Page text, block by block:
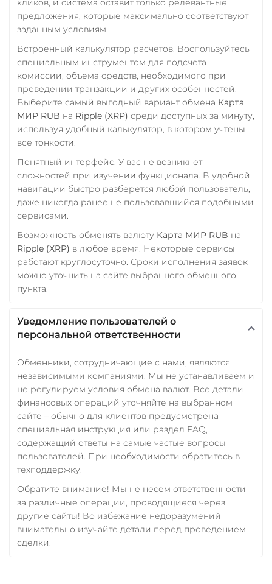
кликов, и система оставит только релевантные
предложения, которые максимально соответствуют
заданным условиям.
Встроенный калькулятор расчетов. Воспользуйтесь
специальным инструментом для подсчета
комиссии, объема средств, необходимого при
проведении транзакции и других особенностей.
Выберите самый выгодный вариант обмена Карта
МИР RUB на Ripple (XRP) среди доступных за минуту,
используя удобный калькулятор, в котором учтены
все тонкости.
Понятный интерфейс. У вас не возникнет
сложностей при изучении функционала. В удобной
навигации быстро разберется любой пользователь,
даже никогда ранее не пользовавшийся подобными
сервисами.
Возможность обменять валюту Карта МИР RUB на
Ripple (XRP) в любое время. Некоторые сервисы
работают круглосуточно. Сроки исполнения заявок
можно уточнить на сайте выбранного обменного
пункта.
Уведомление пользователей о
персональной ответственности
Обменники, сотрудничающие с нами, являются
независимыми компаниями. Мы не устанавливаем и
не регулируем условия обмена валют. Все детали
финансовых операций уточняйте на выбранном
сайте – обычно для клиентов предусмотрена
специальная инструкция или раздел FAQ,
содержащий ответы на самые частые вопросы
пользователей. При необходимости обратитесь в
техподдержку.
Обратите внимание! Мы не несем ответственности
за различные операции, проводящиеся через
другие сайты! Во избежание недоразумений
внимательно изучайте детали перед проведением
сделки.